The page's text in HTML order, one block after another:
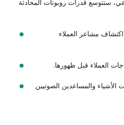
ستتوسع قدرات روبوتات المحادثة
اكتشاف مشاعر العملاء
العملاء قبل ظهورها.
الأشياء والمساعدين الصوتيين